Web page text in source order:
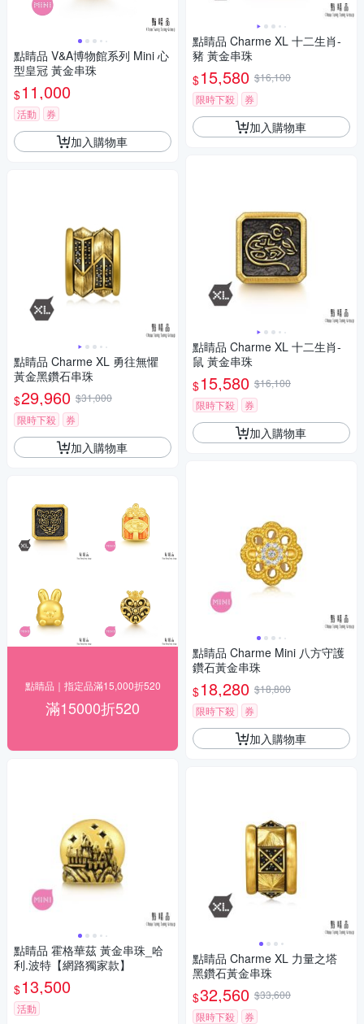
點睛品 V&A博物館系列 Mini 心
型皇冠 黃金串珠
$11,000
活動 券
加入購物車
點睛品 Charme XL 勇往無懼
黃金黑鑽石串珠
$29,960 $31,000
限時下殺
券
加入購物車
點睛品｜指定品滿15,000折520
滿15000折520
點睛品 霍格華茲 黃金串珠_哈
利.波特【網路獨家款】
$13,500
活動
點睛品 Charme XL 十二生肖-
豬 黃金串珠
$15,580 $16,100
限時下殺
券
加入購物車
點睛品 Charme XL 十二生肖-
鼠 黃金串珠
$15,580 $16,100
限時下殺
券
加入購物車
點睛品 Charme Mini 八方守護
鑽石黃金串珠
$18,280 $18,800
限時下殺
券
加入購物車
點睛品 Charme XL 力量之塔
黑鑽石黃金串珠
$32,560 $33,600
限時下殺
券